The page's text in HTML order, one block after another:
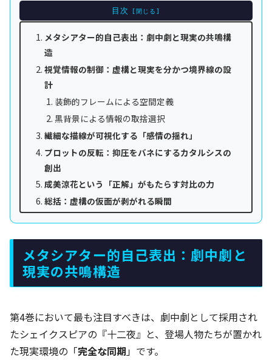
目次
メタシアター的自己表出：劇中劇と現実の共鳴構
造
視覚情報の制御：虚構と現実を分かつ境界線の設
計
装飾的フレームによる空間定義
黒背景による情報の取捨選択
繊細な描線が可視化する「感情の揺れ」
プロットの反転：抑圧をバネにするカタルシスの
創出
成美涼花という「正解」がもたらす対比の力
総括：虚構の仮面が剥がれる瞬間
メタシアター的自己表出：劇中劇と
現実の共鳴構造
第4巻において最も注目すべきは、劇中劇として採用され
たシェイクスピアの『十二夜』と、登場人物たちが置かれ
た現実環境の「完全な同期」です。